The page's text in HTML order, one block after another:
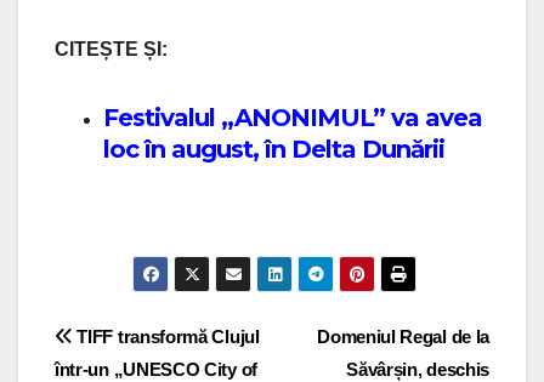
CITEȘTE ȘI:
Festivalul „ANONIMUL” va avea
loc în august, în Delta Dunării
Post navigationDomeniul Regal de la
Săvârșin, deschis
TIFF transformă Clujul
într-un „UNESCO City of